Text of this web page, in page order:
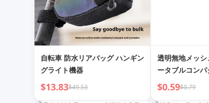
自転車 防水リアバッグ ハンギン
グライト機器
$13.83$49.53
透明無地メッ
ータブルコン
化粧品バッグ
理バッグ
$0.59$0.79